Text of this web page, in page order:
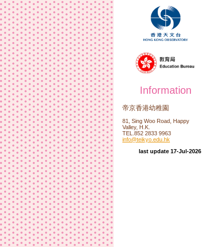
Information
帝京香港幼稚園
81, Sing Woo Road, Happy
Valley, H.K.
TEL.852 2833 9963
info@teikyo.edu.hk
last update 17-Jul-2026